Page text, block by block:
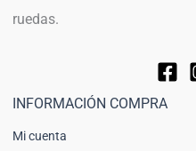
ruedas.
INFORMACIÓN COMPRA
Mi cuenta